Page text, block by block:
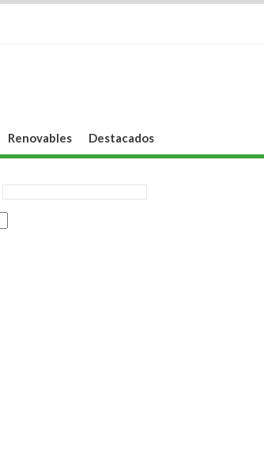
Renovables Destacados